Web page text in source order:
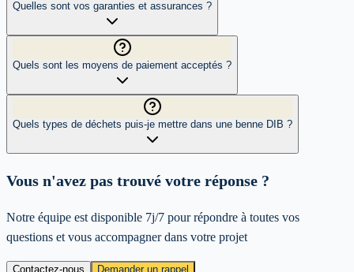
Quelles sont vos garanties et assurances ?
Quels sont les moyens de paiement acceptés ?
Quels types de déchets puis-je mettre dans une benne DIB ?
Vous n'avez pas trouvé votre réponse ?
Notre équipe est disponible 7j/7 pour répondre à toutes vos
questions et vous accompagner dans votre projet
Contactez-nous Demander un rappel